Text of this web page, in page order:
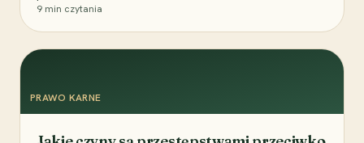
9 min czytania
PRAWO KARNE